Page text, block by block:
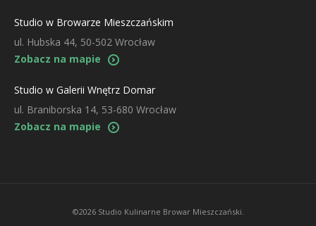
Studio w Browarze Mieszczańskim
ul. Hubska 44, 50-502 Wrocław
Zobacz na mapie
Studio w Galerii Wnętrz Domar
ul. Braniborska 14, 53-680 Wrocław
Zobacz na mapie
©2026 Studio Kulinarne Browar Mieszczański.